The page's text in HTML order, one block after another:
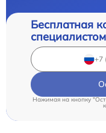
Бесплатная
специалистом
Нажимая на кнопку